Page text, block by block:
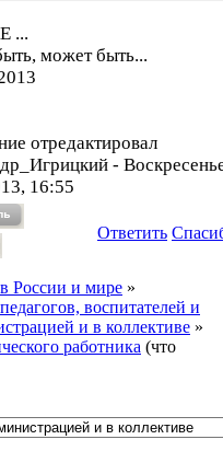
...
может быть...
отредактировал
-
16:55
Ответить
России и мире »
воспитателей и
и в коллективе »
работника (что